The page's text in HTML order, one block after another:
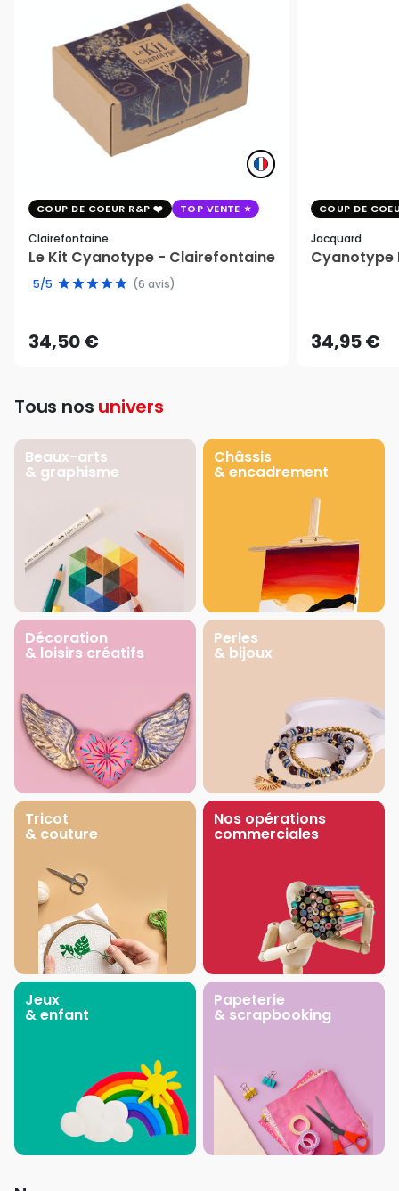
COUP DE COEUR R&P TOP VENTE
Clairefontaine
Le Kit Cyanotype - Clairefontaine
5/5 (6 avis)
34,50 €
COUP DE
Jacquard
Cyanotype
34,95 €
Tous nos univers
Beaux-arts
& graphisme
Châssis
& encadrement
Décoration
& loisirs créatifs
Perles
& bijoux
Tricot
& couture
Nos opérations
commerciales
Jeux
& enfant
Papeterie
& scrapbooking